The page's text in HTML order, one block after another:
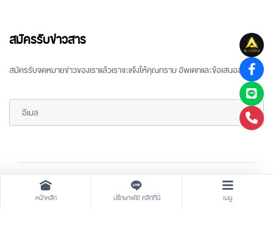
สมัครรับข่าวสาร
สมัครรับจดหมายข่าวของเราแล้วเราจะแจ้งให้คุณทราบ อัพเดทและข้อเสนอล่าสุด
Copyright © 2026 All rights reserved ARR Gold Trading
หน้าหลัก ปรึกษาฟรี! คลิกที่นี่ เมนู